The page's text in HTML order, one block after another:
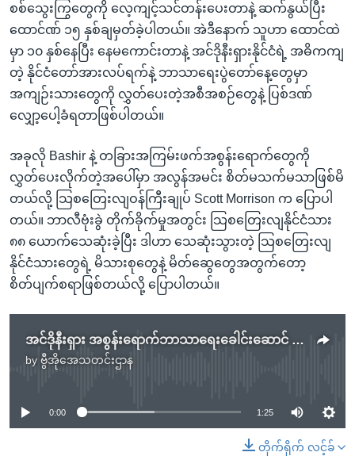
စစ်သွေးကြွတွေကို လေ့ကျင့်သင်တန်းပေးတာနဲ့ ဆက်နွယ်ပြီး
ထောင်ဏ် ၁၅ နှစ်ချမှတ်ခဲ့ပါတယ်။ အဲဒီနောက် သူဟာ ထောင်ထဲ
မှာ ၁၀ နှစ်နေပြီး နေမကောင်းတာနဲ့ အင်ဒိုနီးရှားနိုင်ငံရဲ့ အဓိကကျ
တဲ့ နိုင်ငံတော်အားလပ်ရက်နဲ့ ဘာသာရေးပွဲတော်နေ့တွေမှာ
အကျဉ်းသားတွေကို လွှတ်ပေးတဲ့အစီအစဉ်တွေနဲ့ ပြစ်ဒဏ်
လျှော့ပေါ့ခံရတာဖြစ်ပါတယ်။
အခုလို Bashir နဲ့ တခြားအကြမ်းဖက်အစွန်းရောက်တွေကို
လွှတ်ပေးလိုက်တဲ့အပေါ်မှာ အလွန်အမင်း စိတ်မသက်မသာဖြစ်မိ
တယ်လို့ သြစတြေးလျဝန်ကြီးချုပ် Scott Morrison က ပြောပါ
တယ်။ ဘာလီဗုံးခွဲ တိုက်ခိုက်မှုအတွင်း သြစတြေးလျနိုင်ငံသား
၈၈ ယောက်သေဆုံးခဲ့ပြီး ဒါဟာ သေဆုံးသွားတဲ့ သြစတြေးလျ
နိုင်ငံသားတွေရဲ့ မိသားစုတွေနဲ့ မိတ်ဆွေတွေအတွက်တော့
စိတ်ပျက်စရာဖြစ်တယ်လို့ ပြောပါတယ်။
အင်ဒိုနီးရှား အစွန်းရောက်ဘာသာရေးခေါင်းဆောင် ထောင်က ပြန်လွတ်
by ဗွီအိုအေသတင်းဌာန
No media source currently available
0:00 1:25
တိုက်ရိုက် လင့်ခ်